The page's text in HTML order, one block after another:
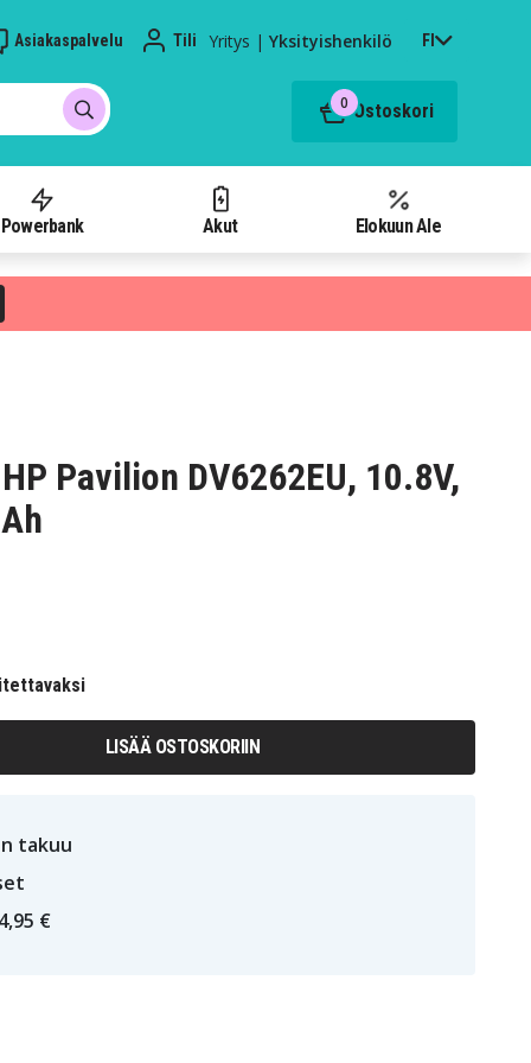
Asiakaspalvelu Tili Yritys | Yksityishenkilö FI
0 Ostoskori
Powerbank Akut Elokuun Ale
Pavilion DV6262EU, 10.8V,
LISÄÄ OSTOSKORIIN
takuu
€